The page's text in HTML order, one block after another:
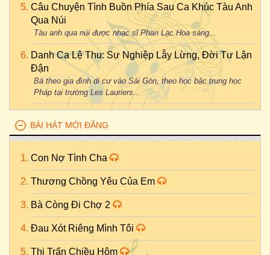
Câu Chuyện Tình Buồn Phía Sau Ca Khúc Tàu Anh
Qua Núi
Tàu anh qua núi được nhạc sĩ Phan Lạc Hoa sáng...
Danh Ca Lệ Thu: Sự Nghiệp Lẫy Lừng, Đời Tư Lận
Đận
Bà theo gia đình di cư vào Sài Gòn, theo học bậc trung học
Pháp tại trường Les Lauriers...
BÀI HÁT MỚI ĐĂNG
Con Nợ Tình Cha
Thương Chồng Yêu Của Em
Bà Còng Đi Chợ 2
Đau Xót Riêng Mình Tôi
Thị Trấn Chiều Hôm